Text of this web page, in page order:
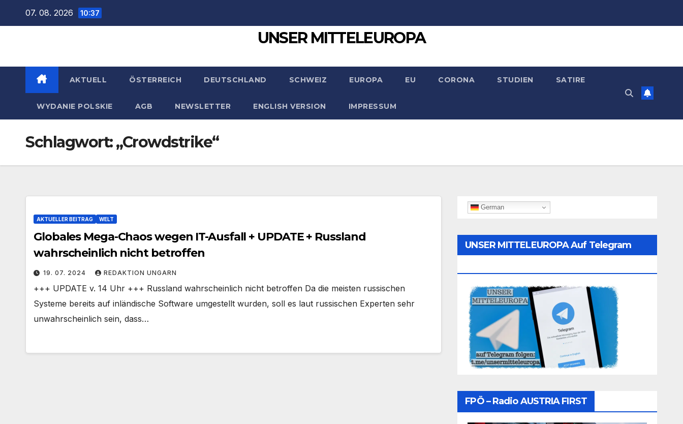
07. 08. 2026 10:37
UNSER MITTELEUROPA
AKTUELL ÖSTERREICH DEUTSCHLAND SCHWEIZ EUROPA EU CORONA STUDIEN SATIRE
WYDANIE POLSKIE AGB NEWSLETTER ENGLISH VERSION IMPRESSUM
Schlagwort:„Crowdstrike“
AKTUELLER BEITRAG WELT
Globales Mega-Chaos wegen IT-Ausfall + UPDATE + Russland
wahrscheinlich nicht betroffen
19. 07. 2024 REDAKTION UNGARN
+++ UPDATE v. 14 Uhr +++ Russland wahrscheinlich nicht betroffen Da die meisten russischen
Systeme bereits auf inländische Software umgestellt wurden, soll es laut russischen Experten sehr
unwahrscheinlich sein, dass…
German
UNSER MITTELEUROPA Auf Telegram
FPÖ – Radio AUSTRIA FIRST